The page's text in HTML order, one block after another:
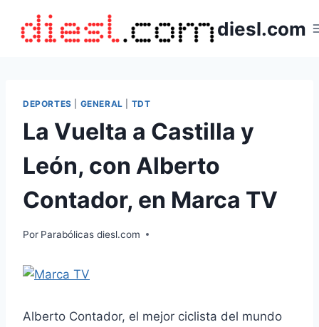
contenido
diesl.com
DEPORTES GENERAL TDT
La Vuelta a Castilla y
León, con Alberto
Contador, en Marca TV
Por Parabólicas diesl.com
Alberto Contador, el mejor ciclista del mundo